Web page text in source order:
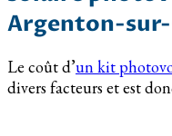
Argenton-sur-
Le coût d’un kit
divers facteurs et est